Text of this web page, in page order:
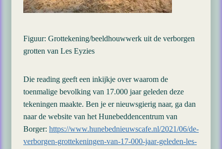
Figuur: Grottekening/beeldhouwwerk uit de verborgen
grotten van Les Eyzies
Die reading geeft een inkijkje over waarom de
toenmalige bevolking van 17.000 jaar geleden deze
tekeningen maakte. Ben je er nieuwsgierig naar, ga dan
naar de website van het Hunebeddencentrum van
Borger: https://www.hunebednieuwscafe.nl/2021/06/de-
verborgen-grottekeningen-van-17-000-jaar-geleden-les-